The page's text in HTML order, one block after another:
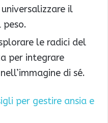
il
peso.
le radici del
per integrare
di sé.
per gestire ansia e